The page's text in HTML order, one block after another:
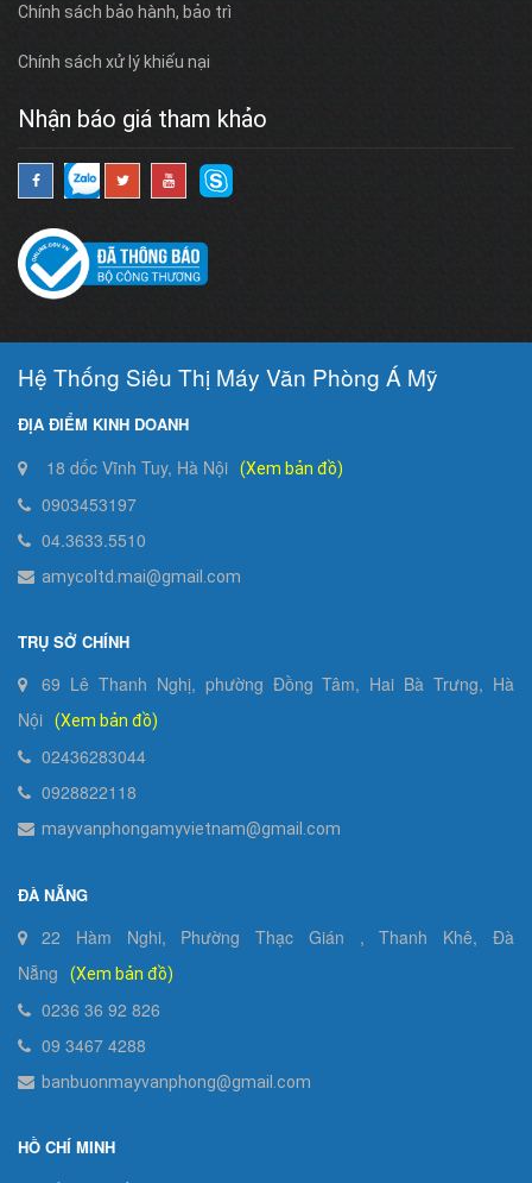
Chính sách bảo hành, bảo trì
Chính sách xử lý khiếu nại
Nhận báo giá tham khảo
Hệ Thống Siêu Thị Máy Văn Phòng Á Mỹ
ĐỊA ĐIỂM KINH DOANH
18 dốc Vĩnh Tuy, Hà Nội (Xem bản đồ)
0903453197
04.3633.5510
amycoltd.mai@gmail.com
TRỤ SỞ CHÍNH
69 Lê Thanh Nghị, phường Đồng Tâm, Hai Bà Trưng, Hà
Nội
(Xem bản đồ)
02436283044
0928822118
mayvanphongamyvietnam@gmail.com
ĐÀ NẴNG
22 Hàm Nghi, Phường Thạc Gián , Thanh Khê, Đà
Nẵng
(Xem bản đồ)
0236 36 92 826
09 3467 4288
banbuonmayvanphong@gmail.com
HỒ CHÍ MINH